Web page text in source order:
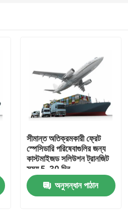
সীমান্ত অতিক্রমকারী ফ্রেট
স্পেসিডারি পরিষেবাগুলির জন্য
কাস্টমাইজড সলিউশন ট্রানজিট
সময় 5-30 দিন
অনুসন্ধান পাঠান